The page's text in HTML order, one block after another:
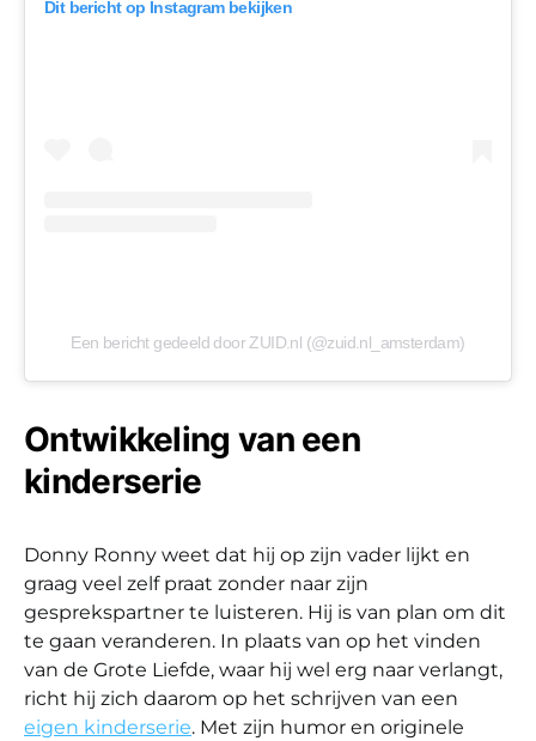
Dit bericht op Instagram bekijken
Een bericht gedeeld door ZUID.nl (@zuid.nl_amsterdam)
Ontwikkeling van een
kinderserie
Donny Ronny weet dat hij op zijn vader lijkt en
graag veel zelf praat zonder naar zijn
gesprekspartner te luisteren. Hij is van plan om dit
te gaan veranderen. In plaats van op het vinden
van de Grote Liefde, waar hij wel erg naar verlangt,
richt hij zich daarom op het schrijven van een
eigen kinderserie. Met zijn humor en originele